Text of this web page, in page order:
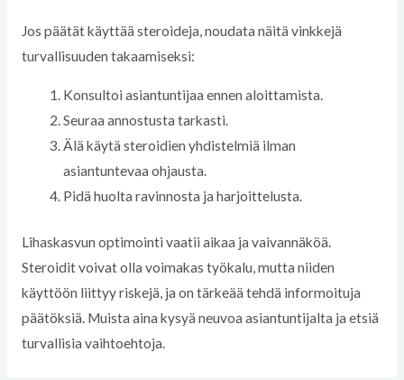
Jos päätät käyttää steroideja, noudata näitä vinkkejä
turvallisuuden takaamiseksi:
Konsultoi asiantuntijaa ennen aloittamista.
Seuraa annostusta tarkasti.
Älä käytä steroidien yhdistelmiä ilman
asiantuntevaa ohjausta.
Pidä huolta ravinnosta ja harjoittelusta.
Lihaskasvun optimointi vaatii aikaa ja vaivannäköä.
Steroidit voivat olla voimakas työkalu, mutta niiden
käyttöön liittyy riskejä, ja on tärkeää tehdä informoituja
päätöksiä. Muista aina kysyä neuvoa asiantuntijalta ja etsiä
turvallisia vaihtoehtoja.